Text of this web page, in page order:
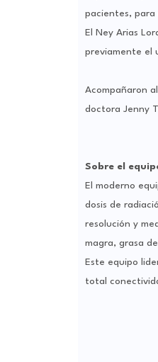
pacientes, para
El Ney Arias
previamente el
Acompañaron
doctora Jenny
Sobre el
El moderno
dosis de
resolución y
magra, grasa
Este equipo
total